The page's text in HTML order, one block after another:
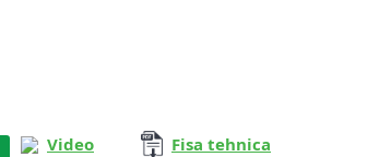
Video Fisa tehnica